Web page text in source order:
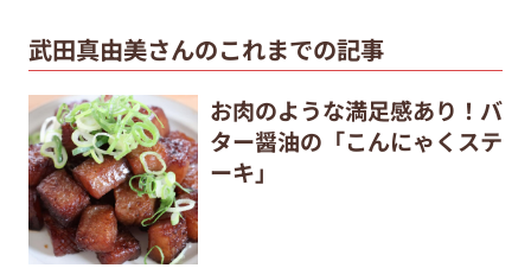
武田真由美さんのこれまでの記事
お肉のような満足感あり！バ
ター醤油の「こんにゃくステ
ーキ」